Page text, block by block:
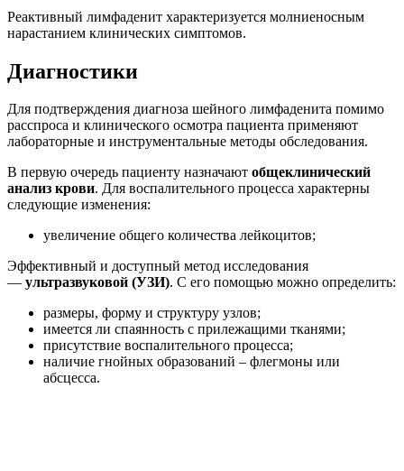
Реактивный лимфаденит характеризуется молниеносным
нарастанием клинических симптомов.
Диагностики
Для подтверждения диагноза шейного лимфаденита помимо
расспроса и клинического осмотра пациента применяют
лабораторные и инструментальные методы обследования.
В первую очередь пациенту назначают общеклинический
анализ крови. Для воспалительного процесса характерны
следующие изменения:
увеличение общего количества лейкоцитов;
Эффективный и доступный метод исследования
— ультразвуковой (УЗИ). С его помощью можно определить:
размеры, форму и структуру узлов;
имеется ли спаянность с прилежащими тканями;
присутствие воспалительного процесса;
наличие гнойных образований – флегмоны или
абсцесса.